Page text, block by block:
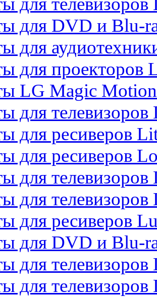
для DVD и Blu-
для
для проекторов
LG Magic Motion
для
для ресиверов
для ресиверов
для телевизоров
для
для ресиверов
для DVD и Blu-
для телевизоров
для телевизоров